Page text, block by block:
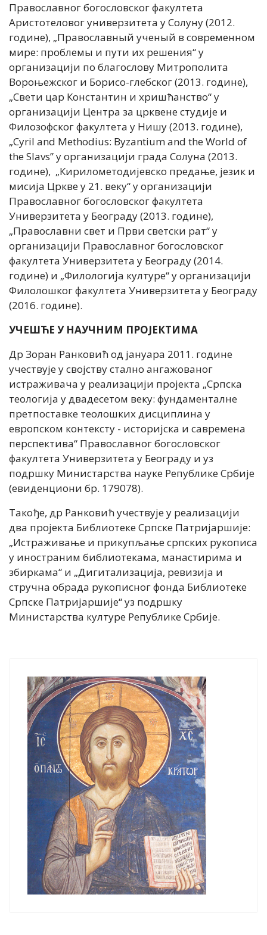
Православног богословског факултета
Аристотеловог универзитета у Солуну (2012.
године), „Православный ученый в современном
мире: проблемы и пути их решения“ у
организацији по благослову Митрополита
Вороњежског и Борисо-глебског (2013. године),
„Свети цар Константин и хришћанство“ у
организацији Центра за црквене студије и
Филозофског факултета у Нишу (2013. године),
„Cyril and Methodius: Byzantium and the World of
the Slavs” у организацији града Солуна (2013.
године), „Кирилометодијевско предање, језик и
мисија Цркве у 21. веку“ у организацији
Православног богословског факултета
Универзитета у Београду (2013. године),
„Православни свет и Први светски рат“ у
организацији Православног богословског
факултета Универзитета у Београду (2014.
године) и „Филологија културе“ у организацији
Филолошког факултета Универзитета у Београду
(2016. године).
УЧЕШЋЕ У НАУЧНИМ ПРОЈЕКТИМА
Др Зоран Ранковић од јануара 2011. године
учествује у својству стално ангажованог
истраживача у реализацији пројекта „Српска
теологија у двадесетом веку: фундаменталне
претпоставке теолошких дисциплина у
европском контексту - историјска и савремена
перспектива“ Православног богословског
факултета Универзитета у Београду и уз
подршку Министарства науке Републике Србије
(евиденциони бр. 179078).
Такође, др Ранковић учествује у реализацији
два пројекта Библиотеке Српске Патријаршије:
„Истраживање и прикупљање српских рукописа
у иностраним библиотекама, манастирима и
збиркама“ и „Дигитализација, ревизија и
стручна обрада рукописног фонда Библиотеке
Српске Патријаршије“ уз подршку
Министарства културе Републике Србије.